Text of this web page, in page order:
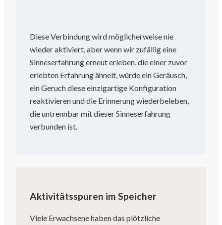
Diese Verbindung wird möglicherweise nie
wieder aktiviert, aber wenn wir zufällig eine
Sinneserfahrung erneut erleben, die einer zuvor
erlebten Erfahrung ähnelt, würde ein Geräusch,
ein Geruch diese einzigartige Konfiguration
reaktivieren und die Erinnerung wiederbeleben,
die untrennbar mit dieser Sinneserfahrung
verbunden ist.
Aktivitätsspuren im Speicher
Viele Erwachsene haben das plötzliche